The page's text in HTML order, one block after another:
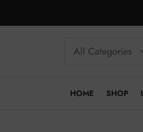
HOME SHOP